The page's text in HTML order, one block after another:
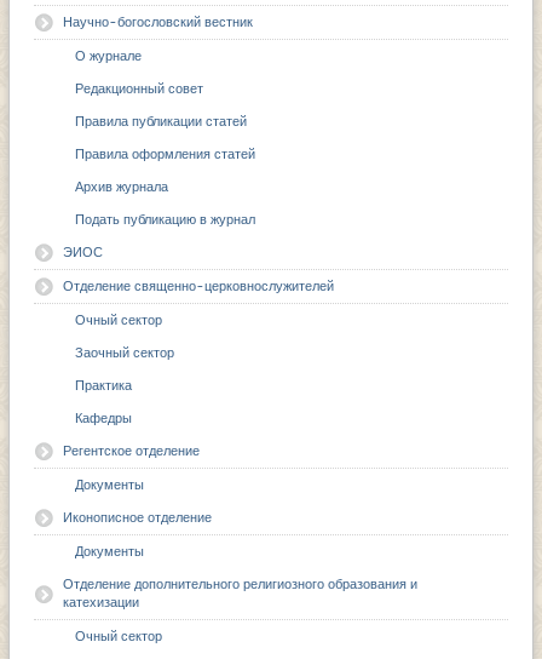
Научно-богословский вестник
О журнале
Редакционный совет
Правила публикации статей
Правила оформления статей
Архив журнала
Подать публикацию в журнал
ЭИОС
Отделение священно-церковнослужителей
Очный сектор
Заочный сектор
Практика
Кафедры
Регентское отделение
Документы
Иконописное отделение
Документы
Отделение дополнительного религиозного образования и
катехизации
Очный сектор